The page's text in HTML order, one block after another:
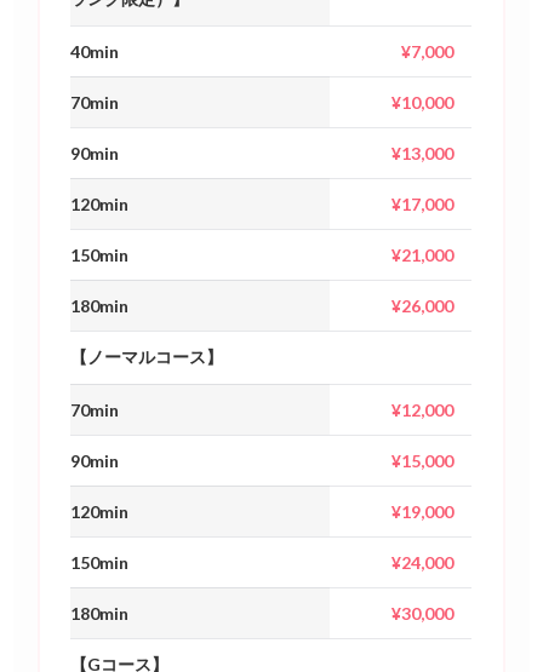
40min ¥7,000
70min ¥10,000
90min ¥13,000
120min ¥17,000
150min ¥21,000
180min ¥26,000
【ノーマルコース】
70min ¥12,000
90min ¥15,000
120min ¥19,000
150min ¥24,000
180min ¥30,000
【Gコース】